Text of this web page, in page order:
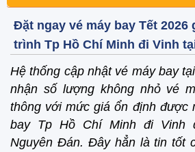
Đặt ngay vé máy bay Tết 2026
trình Tp Hồ Chí Minh đi Vinh
Hệ thống cập nhật vé máy bay
nhận số lượng không nhỏ vé
thông với mức giá ổn định được
bay Tp Hồ Chí Minh đi Vinh
Nguyên Đán. Đây hẳn là tin tốt